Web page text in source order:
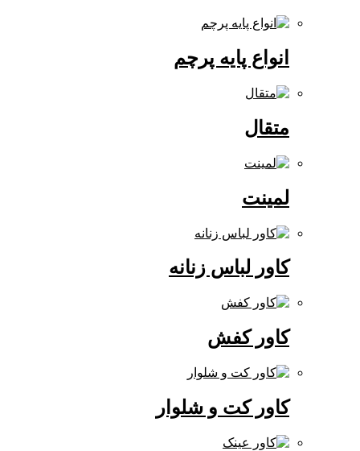
انواع پایه پرچم
کاور لباس زنانه
کاور کفش
کاور کت و شلوار